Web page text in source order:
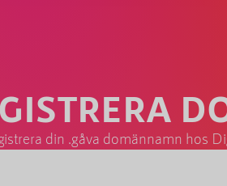
din .gåva domännamn hos